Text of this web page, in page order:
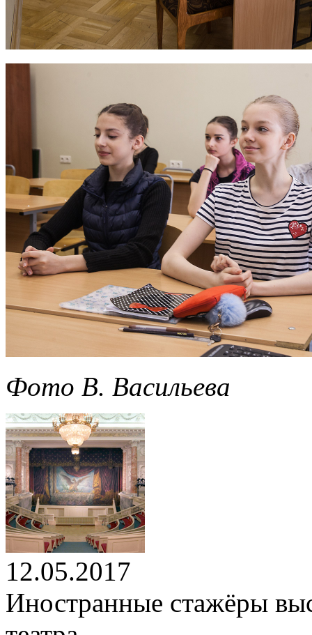
Фото В. Васильева
12.05.2017
Иностранные стажёры